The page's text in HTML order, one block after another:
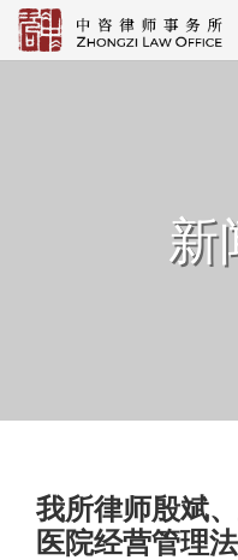
新
我所律师殷斌
医院经营管理